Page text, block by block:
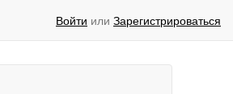
Войти или Зарегистрироваться